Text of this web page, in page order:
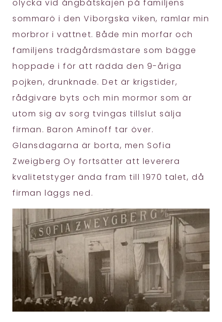
olycka vid ångbåtskajen på familjens
sommarö i den Viborgska viken, ramlar min
morbror i vattnet. Både min morfar och
familjens trädgårdsmästare som bägge
hoppade i för att rädda den 9-åriga
pojken, drunknade. Det är krigstider,
rådgivare byts och min mormor som är
utom sig av sorg tvingas tillslut sälja
firman. Baron Aminoff tar över.
Glansdagarna är borta, men Sofia
Zweigberg Oy fortsätter att leverera
kvalitetstyger ända fram till 1970 talet, då
firman läggs ned.